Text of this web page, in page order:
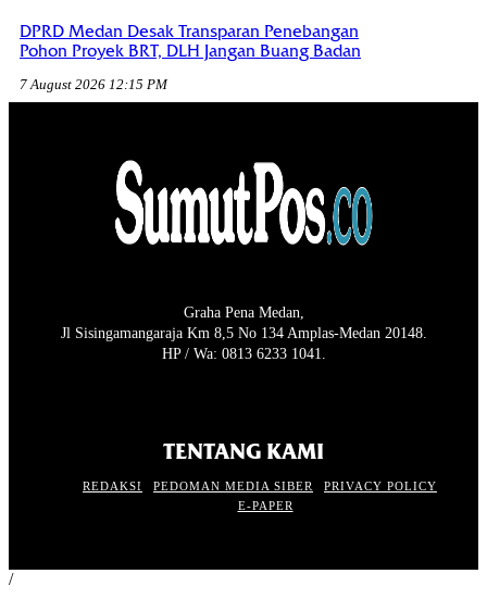
DPRD Medan Desak Transparan Penebangan
Pohon Proyek BRT, DLH Jangan Buang Badan
7 August 2026 12:15 PM
Graha Pena Medan,
Jl Sisingamangaraja Km 8,5 No 134 Amplas-Medan 20148.
HP / Wa: 0813 6233 1041.
TENTANG KAMI
REDAKSI PEDOMAN MEDIA SIBER
PRIVACY POLICY
E-PAPER
/